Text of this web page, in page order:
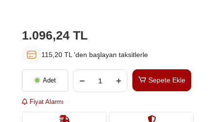
1.096,24 TL
115,20 TL 'den başlayan taksitlerle
Adet Sepete Ekle
Fiyat Alarmı